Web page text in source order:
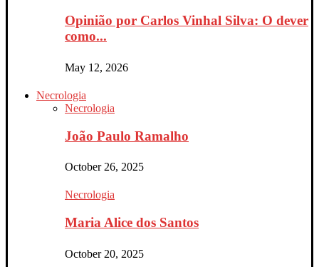
Opinião por Carlos Vinhal Silva: O dever
como...
May 12, 2026
Necrologia
Necrologia
João Paulo Ramalho
October 26, 2025
Necrologia
Maria Alice dos Santos
October 20, 2025